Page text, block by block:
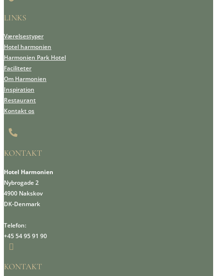
LINKS
Værelsestyper
Hotel harmonien
Harmonien Park Hotel
Faciliteter
Om Harmonien
Inspiration
Restaurant
Kontakt os

KONTAKT
Hotel Harmonien
Nybrogade 2
4900 Nakskov
DK-Denmark
Telefon:
+45 54 95 91 90

KONTAKT